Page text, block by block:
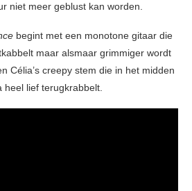
niet meer geblust kan worden.
begint met een monotone gitaar die
maar alsmaar grimmiger wordt
Célia’s creepy stem die in het midden
heel lief terugkrabbelt.